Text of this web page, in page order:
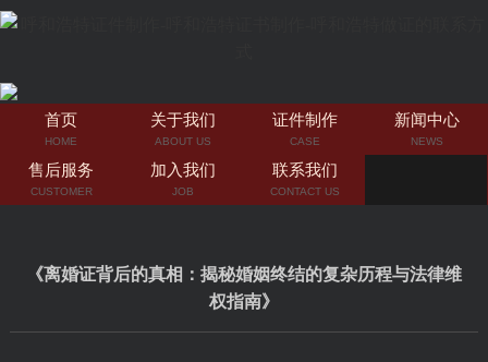
首页
HOME
关于我们
ABOUT US
证件制作
CASE
新闻中心
NEWS
售后服务
CUSTOMER
加入我们
JOB
联系我们
CONTACT US
《离婚证背后的真相：揭秘婚姻终结的复杂历程与法律维
权指南》